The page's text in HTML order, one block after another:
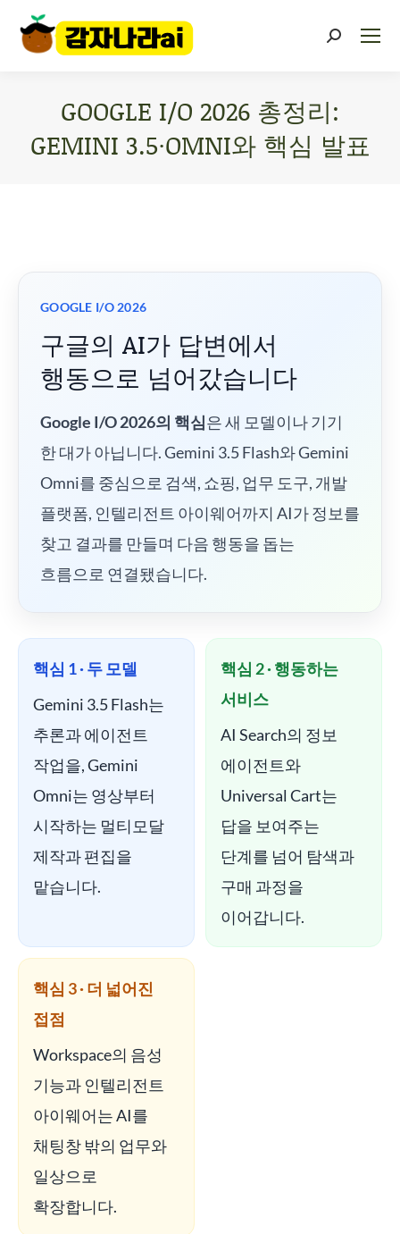
GOOGLE I/O 2026 총정리:
GEMINI 3.5·OMNI와 핵심 발표
GOOGLE I/O 2026
구글의 AI가 답변에서
행동으로 넘어갔습니다
Google I/O 2026의 핵심은 새 모델이나 기기
한 대가 아닙니다. Gemini 3.5 Flash와 Gemini
Omni를 중심으로 검색, 쇼핑, 업무 도구, 개발
플랫폼, 인텔리전트 아이웨어까지 AI가 정보를
찾고 결과를 만들며 다음 행동을 돕는
흐름으로 연결됐습니다.
핵심 1 · 두 모델
Gemini 3.5 Flash는
추론과 에이전트
작업을, Gemini
Omni는 영상부터
시작하는 멀티모달
제작과 편집을
맡습니다.
핵심 2 · 행동하는
서비스
AI Search의 정보
에이전트와
Universal Cart는
답을 보여주는
단계를 넘어 탐색과
구매 과정을
이어갑니다.
핵심 3 · 더 넓어진
접점
Workspace의 음성
기능과 인텔리전트
아이웨어는 AI를
채팅창 밖의 업무와
일상으로
확장합니다.